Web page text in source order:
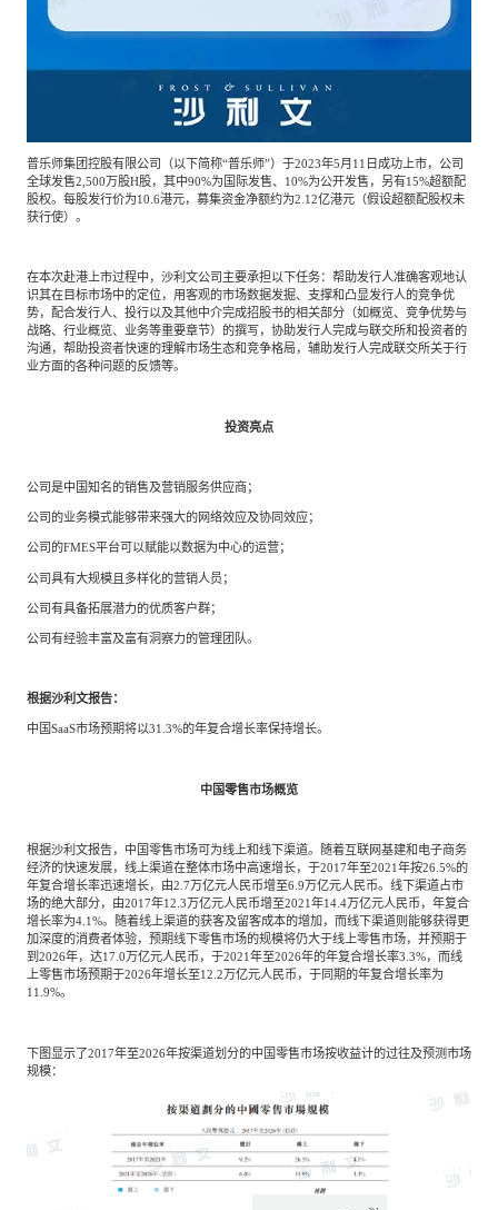
园林绿化
普乐师集团控股有限公司（以下简称“普乐师”）于2023年5月11日成功上市，公司
全球发售2,500万股H股，其中90%为国际发售、10%为公开发售，另有15%超额配
股权。每股发行价为10.6港元，募集资金净额约为2.12亿港元（假设超额配股权未
获行使）。
在本次赴港上市过程中，沙利文公司主要承担以下任务：帮助发行人准确客观地认
识其在目标市场中的定位，用客观的市场数据发掘、支撑和凸显发行人的竞争优
势，配合发行人、投行以及其他中介完成招股书的相关部分（如概览、竞争优势与
战略、行业概览、业务等重要章节）的撰写，协助发行人完成与联交所和投资者的
沟通，帮助投资者快速的理解市场生态和竞争格局，辅助发行人完成联交所关于行
业方面的各种问题的反馈等。
投资亮点
公司是中国知名的销售及营销服务供应商；
公司的业务模式能够带来强大的网络效应及协同效应；
公司的FMES平台可以赋能以数据为中心的运营；
公司具有大规模且多样化的营销人员；
公司有具备拓展潜力的优质客户群；
公司有经验丰富及富有洞察力的管理团队。
根据沙利文报告：
中国SaaS市场预期将以31.3%的年复合增长率保持增长。
中国零售市场概览
根据沙利文报告，中国零售市场可为线上和线下渠道。随着互联网基建和电子商务
经济的快速发展，线上渠道在整体市场中高速增长，于2017年至2021年按26.5%的
年复合增长率迅速增长，由2.7万亿元人民币增至6.9万亿元人民币。线下渠道占市
场的绝大部分，由2017年12.3万亿元人民币增至2021年14.4万亿元人民币，年复合
增长率为4.1%。随着线上渠道的获客及留客成本的增加，而线下渠道则能够获得更
加深度的消费者体验，预期线下零售市场的规模将仍大于线上零售市场，并预期于
到2026年，达17.0万亿元人民币，于2021年至2026年的年复合增长率3.3%，而线
上零售市场预期于2026年增长至12.2万亿元人民币，于同期的年复合增长率为
11.9%。
下图显示了2017年至2026年按渠道划分的中国零售市场按收益计的过往及预测市场
规模：